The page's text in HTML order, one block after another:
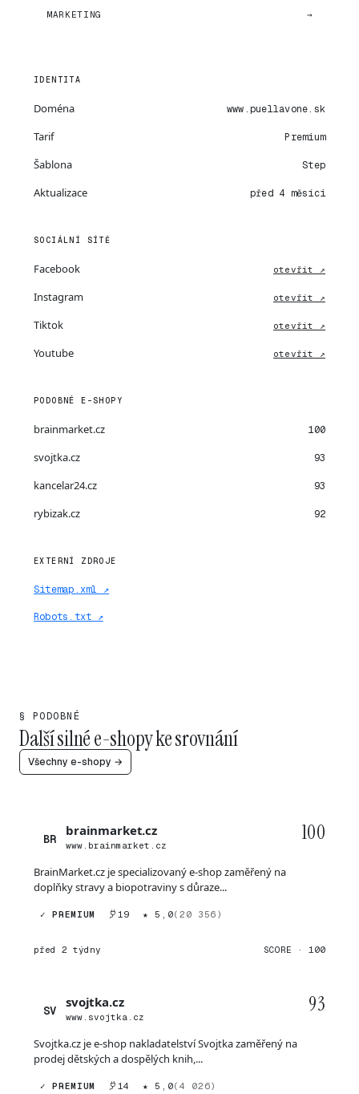
MARKETING →
IDENTITA
Doména www.puellavone.sk
Tarif Premium
Šablona Step
Aktualizace před 4 měsíci
SOCIÁLNÍ SÍTĚ
Facebook otevřít ↗
Instagram otevřít ↗
Tiktok otevřít ↗
Youtube otevřít ↗
PODOBNÉ E-SHOPY
brainmarket.cz 100
svojtka.cz 93
kancelar24.cz 93
rybizak.cz 92
EXTERNÍ ZDROJE
Sitemap.xml ↗
Robots.txt ↗
§ PODOBNÉ
Další silné e-shopy ke srovnání
Všechny e-shopy →
BR
brainmarket.cz
www.brainmarket.cz
100
BrainMarket.cz je specializovaný e-shop zaměřený na
doplňky stravy a biopotraviny s důraze...
✓ PREMIUM 19 ★ 5,0(20 356)
před 2 týdny SCORE · 100
SV
svojtka.cz
www.svojtka.cz
93
Svojtka.cz je e-shop nakladatelství Svojtka zaměřený na
prodej dětských a dospělých knih,...
✓ PREMIUM 14 ★ 5,0(4 026)